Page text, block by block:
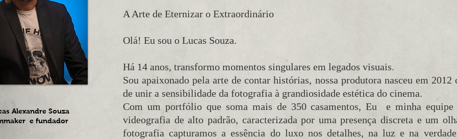
Alexandre Souza
e fundador
A Arte de Eternizar o Extraordinário
Olá! Eu sou o Lucas Souza.
Há 14 anos, transformo momentos singulares em legados visuais.
Sou apaixonado pela arte de contar histórias, nossa produtora nasceu em
de unir a sensibilidade da fotografia à grandiosidade estética do cinema.
Com um portfólio que soma mais de 350 casamentos, Eu e minha equipe
videografia de alto padrão, caracterizada por uma presença discreta e um
fotografia capturamos a essência do luxo nos detalhes, na luz e na